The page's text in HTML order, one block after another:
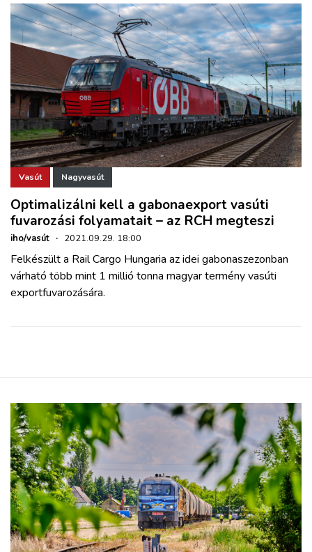
Vasút Nagyvasút
Optimalizálni kell a gabonaexport vasúti
fuvarozási folyamatait – az RCH megteszi
iho/vasút · 2021.09.29. 18:00
Felkészült a Rail Cargo Hungaria az idei gabonaszezonban
várható több mint 1 millió tonna magyar termény vasúti
exportfuvarozására.